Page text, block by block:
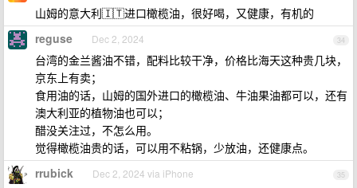
山姆的意大利🇮🇹进口橄榄油，很好喝，又健康，有机的
34
reguse Dec 2, 2024
台湾的金兰酱油不错，配料比较干净，价格比海天这种贵几块，
京东上有卖；
食用油的话，山姆的国外进口的橄榄油、牛油果油都可以，还有
澳大利亚的植物油也可以；
醋没关注过，不怎么用。
觉得橄榄油贵的话，可以用不粘锅，少放油，还健康点。
35
rrubick Dec 2, 2024 via iPhone